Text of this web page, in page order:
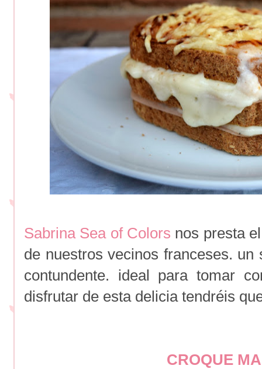
Sabrina Sea of Colors nos presta
de nuestros vecinos franceses.
contundente. ideal para tomar
disfrutar de esta delicia tendréis
CROQUE